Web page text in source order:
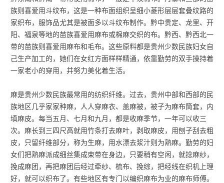
族则喜爱用斗纹布，这是一种布面组织呈细小菱形层层套叠纹路的
家织布，服饰品尤其是被面多以斗纹布制作。黔中贵定、龙里、开
阳、福泉等地的苗族喜爱用麻布或棉麻交织的布。黔西、黔西北一
带的苗族则喜爱用麻布和毛布。这些原料都是贵州少数民族妇女自
己生产加工的，她们在女红方面样样精通，依靠勤劳的双手操持着
一家老小的穿用，并努力美化着生活。
麻是贵州少数民族最常用的纺织纤维。过去，贵州中部和西部的民
族地区几乎家家种麻，人人穿麻衣、盖麻被，被子为麻布筒套，内
填麻皮。每当五月、七月和九月，都是收麻季节，一年可以收三
次。麻长到三四尺高就用竹条打去麻叶，剥取麻皮，用刨子刮去粗
皮，只留纤维部分，称为生麻，用水漂去浆汁则为熟麻。勤劳的妇
女们把熟麻派成细丝集成束带在身边，只要稍有空闲，就捻麻纱，
挽成麻团，再把麻团后经过牵纱、梳布、挽综，把经线在织机上理
好，就可以织布了。有些地区有专门以编织麻布为业的麻布师傅。